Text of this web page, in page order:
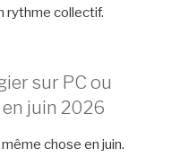
rythme collectif.
sur PC ou
juin 2026
chose en juin.